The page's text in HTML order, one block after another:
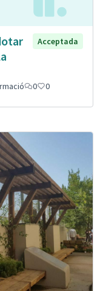
Acceptada
0 0